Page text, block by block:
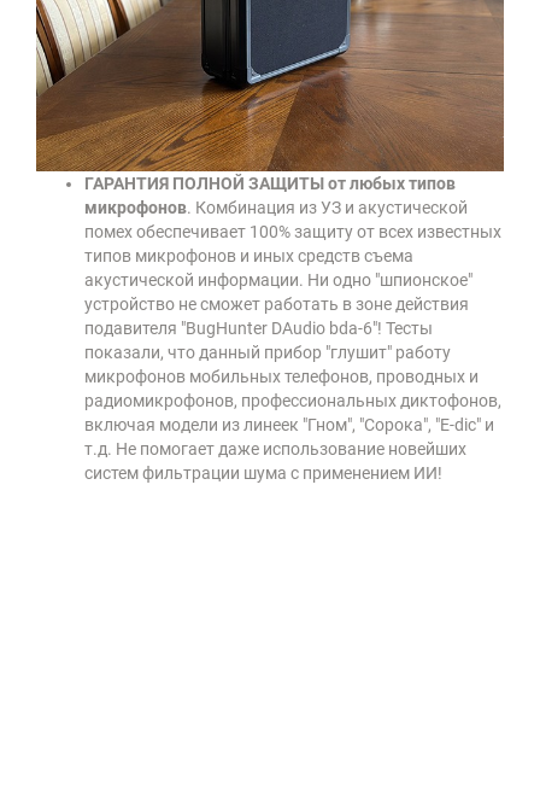
ГАРАНТИЯ ПОЛНОЙ ЗАЩИТЫ от любых типов
микрофонов. Комбинация из УЗ и акустической
помех обеспечивает 100% защиту от всех известных
типов микрофонов и иных средств съема
акустической информации. Ни одно "шпионское"
устройство не сможет работать в зоне действия
подавителя "BugHunter DAudio bda-6"! Тесты
показали, что данный прибор "глушит" работу
микрофонов мобильных телефонов, проводных и
радиомикрофонов, профессиональных диктофонов,
включая модели из линеек "Гном", "Сорока", "E-dic" и
т.д. Не помогает даже использование новейших
систем фильтрации шума с применением ИИ!